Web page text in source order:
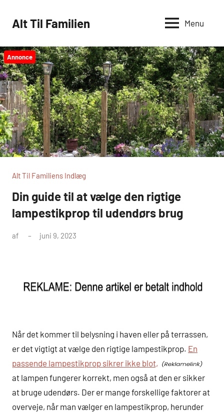
Alt Til Familien Menu
Annonce
Alt Til Familiens Indlæg
Din guide til at vælge den rigtige
lampestikprop til udendørs brug
af juni 9, 2023
Når det kommer til belysning i haven eller på terrassen,
er det vigtigt at vælge den rigtige lampestikprop. En
passende lampestikprop sikrer ikke blot,
at lampen fungerer korrekt, men også at den er sikker
at bruge udendørs. Der er mange forskellige faktorer at
overveje, når man vælger en lampestikprop, herunder